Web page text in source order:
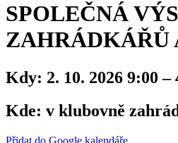
SPOLEČNÁ
ZAHRÁDKÁŘŮ
Kdy: 2. 10. 2026 9:00 –
Kde: v klubovně
Přidat do Google kalendáře